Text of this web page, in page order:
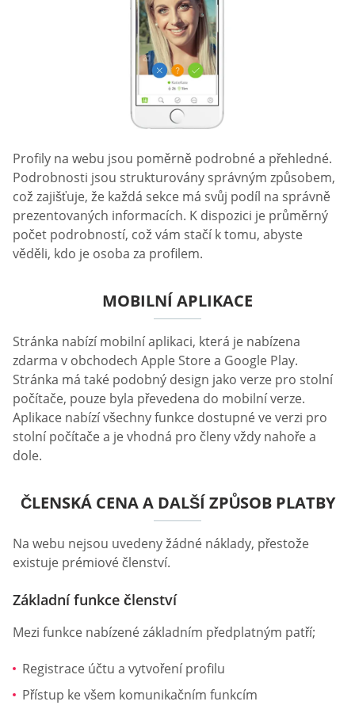
Profily na webu jsou poměrně podrobné a přehledné.
Podrobnosti jsou strukturovány správným způsobem,
což zajišťuje, že každá sekce má svůj podíl na správně
prezentovaných informacích. K dispozici je průměrný
počet podrobností, což vám stačí k tomu, abyste
věděli, kdo je osoba za profilem.
MOBILNÍ APLIKACE
Stránka nabízí mobilní aplikaci, která je nabízena
zdarma v obchodech Apple Store a Google Play.
Stránka má také podobný design jako verze pro stolní
počítače, pouze byla převedena do mobilní verze.
Aplikace nabízí všechny funkce dostupné ve verzi pro
stolní počítače a je vhodná pro členy vždy nahoře a
dole.
ČLENSKÁ CENA A DALŠÍ ZPŮSOB PLATBY
Na webu nejsou uvedeny žádné náklady, přestože
existuje prémiové členství.
Základní funkce členství
Mezi funkce nabízené základním předplatným patří;
Registrace účtu a vytvoření profilu
Přístup ke všem komunikačním funkcím